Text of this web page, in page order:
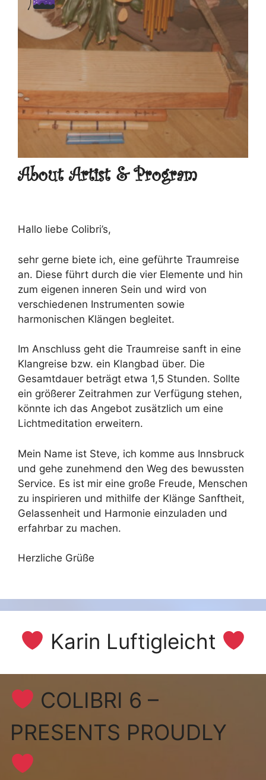
About Artist & Program
Hallo liebe Colibri’s,
sehr gerne biete ich, eine geführte Traumreise
an. Diese führt durch die vier Elemente und hin
zum eigenen inneren Sein und wird von
verschiedenen Instrumenten sowie
harmonischen Klängen begleitet.
Im Anschluss geht die Traumreise sanft in eine
Klangreise bzw. ein Klangbad über. Die
Gesamtdauer beträgt etwa 1,5 Stunden. Sollte
ein größerer Zeitrahmen zur Verfügung stehen,
könnte ich das Angebot zusätzlich um eine
Lichtmeditation erweitern.
Mein Name ist Steve, ich komme aus Innsbruck
und gehe zunehmend den Weg des bewussten
Service. Es ist mir eine große Freude, Menschen
zu inspirieren und mithilfe der Klänge Sanftheit,
Gelassenheit und Harmonie einzuladen und
erfahrbar zu machen.
Herzliche Grüße
Karin Luftigleicht
COLIBRI 6 –
PRESENTS PROUDLY